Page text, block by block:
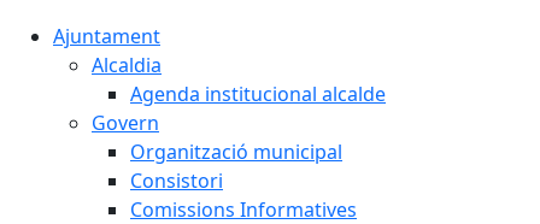
Ajuntament
Alcaldia
Agenda institucional alcalde
Govern
Organització municipal
Consistori
Comissions Informatives